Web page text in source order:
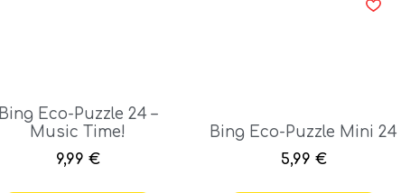
Bing Eco-Puzzle 24 –
Music Time!
9,99 €
Bing Eco-Puzzle Mini 24
5,99 €